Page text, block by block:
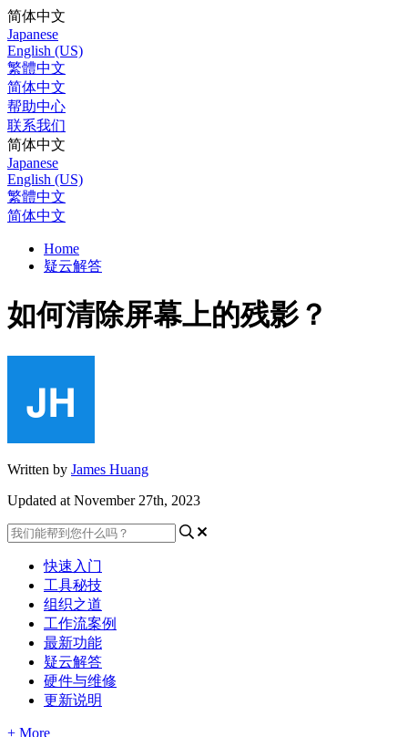
简体中文
Japanese
English (US)
繁體中文
简体中文
帮助中心
联系我们
简体中文
Japanese
English (US)
繁體中文
简体中文
Home
疑云解答
如何清除屏幕上的残影？
Written by James Huang
Updated at November 27th, 2023
快速入门
工具秘技
组织之道
工作流案例
最新功能
疑云解答
硬件与维修
更新说明
+ More